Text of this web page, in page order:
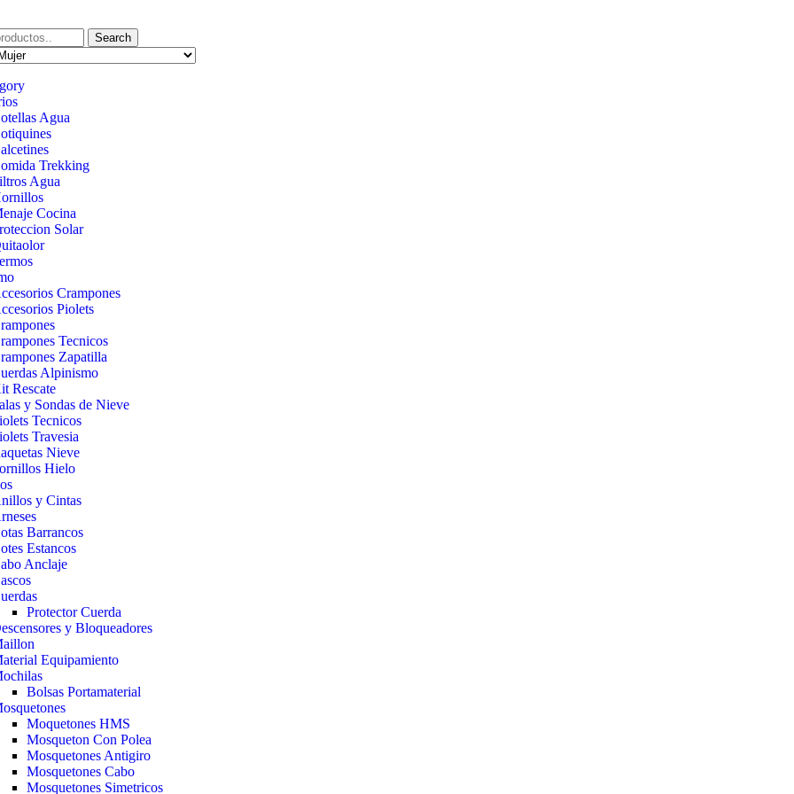
Search
Agua
Trekking
Agua
Cocina
Solar
Crampones
Piolets
Tecnicos
Zapatilla
Alpinismo
Rescate
y Sondas de Nieve
Tecnicos
Travesia
Nieve
Hielo
y Cintas
Barrancos
Estancos
Anclaje
Protector Cuerda
y Bloqueadores
Equipamiento
Bolsas Portamaterial
Moquetones HMS
Mosqueton Con Polea
Mosquetones Antigiro
Mosquetones Cabo
Mosquetones Simetricos